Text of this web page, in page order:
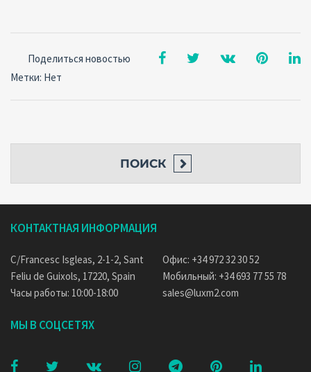
Поделиться новостью
Метки: Нет
ПОИСК
КОНТАКТНАЯ ИНФОРМАЦИЯ
C/Francesc Isgleas, 2-1-2, Sant
Feliu de Guixols, 17220, Spain
Часы работы: 10:00-18:00
Офис: +34 972 32 30 52
Мобильный: +34 693 77 55 78
sales@luxm2.com
МЫ В СОЦСЕТЯХ